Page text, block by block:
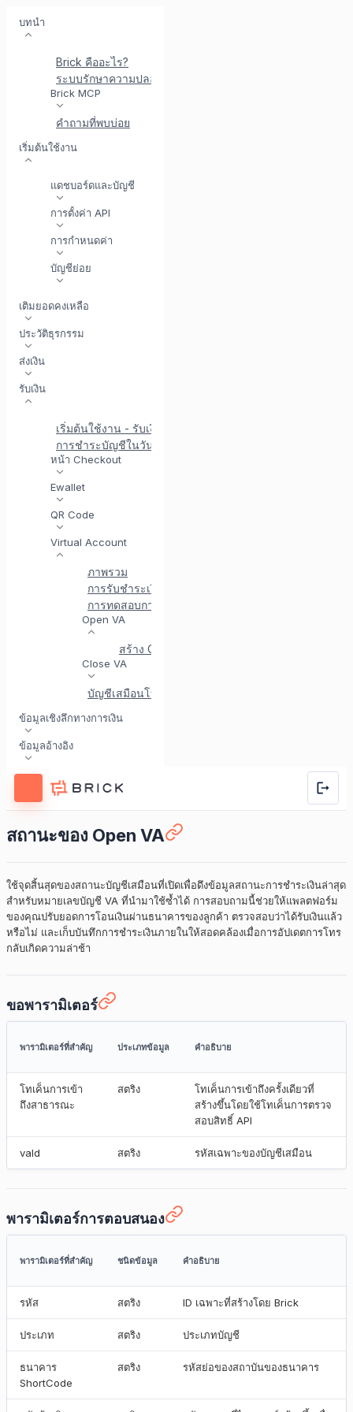
บทนำ
Brick คืออะไร?
ระบบรักษาความปลอดภัยที่ Brick
Brick MCP
คำถามที่พบบ่อย
เริ่มต้นใช้งาน
แดชบอร์ดและบัญชี
การตั้งค่า API
การกำหนดค่า
บัญชีย่อย
เติมยอดคงเหลือ
ประวัติธุรกรรม
ส่งเงิน
รับเงิน
เริ่มต้นใช้งาน - รับเงิน
การชำระบัญชีในวันเดียวกัน
หน้า Checkout
Ewallet
QR Code
Virtual Account
ภาพรวม
การรับชำระเงิน VA
การทดสอบการรวมบัญชีเสมือน (VA)
Open VA
สร้าง Open VA
Close VA
บัญชีเสมือนโทรกลับ
ข้อมูลเชิงลึกทางการเงิน
ข้อมูลอ้างอิง
สถานะของ Open VA
ใช้จุดสิ้นสุดของสถานะบัญชีเสมือนที่เปิดเพื่อดึงข้อมูลสถานะการชำระเงินล่าสุด
สำหรับหมายเลขบัญชี VA ที่นำมาใช้ซ้ำได้ การสอบถามนี้ช่วยให้แพลตฟอร์ม
ของคุณปรับยอดการโอนเงินผ่านธนาคารของลูกค้า ตรวจสอบว่าได้รับเงินแล้ว
หรือไม่ และเก็บบันทึกการชำระเงินภายในให้สอดคล้องเมื่อการอัปเดตการโทร
กลับเกิดความล่าช้า
ขอพารามิเตอร์
พารามิเตอร์ที่สำคัญ ประเภทข้อมูล คำอธิบาย
โทเค็นการเข้า
ถึงสาธารณะ
สตริง
โทเค็นการเข้าถึงครั้งเดียวที่
สร้างขึ้นโดยใช้โทเค็นการตรวจ
สอบสิทธิ์ API
vaId สตริง รหัสเฉพาะของบัญชีเสมือน
พารามิเตอร์การตอบสนอง
พารามิเตอร์ที่สำคัญ ชนิดข้อมูล คำอธิบาย
รหัส สตริง ID เฉพาะที่สร้างโดย Brick
ประเภท สตริง ประเภทบัญชี
ธนาคาร
ShortCode
สตริง รหัสย่อของสถาบันของธนาคาร